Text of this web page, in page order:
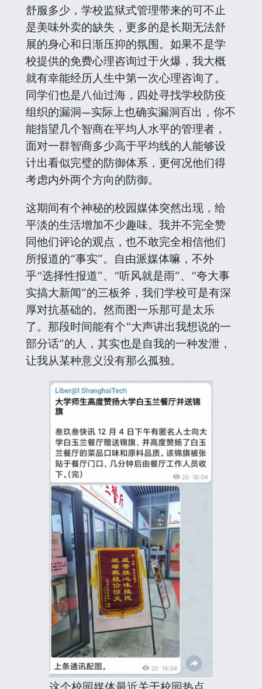
舒服多少，学校监狱式管理带来的可不止
是美味外卖的缺失，更多的是长期无法舒
展的身心和日渐压抑的氛围。如果不是学
校提供的免费心理咨询过于火爆，我大概
就有幸能经历人生中第一次心理咨询了。
同学们也是八仙过海，四处寻找学校防疫
组织的漏洞—实际上也确实漏洞百出，你不
能指望几个智商在平均人水平的管理者，
面对一群智商多少高于平均线的人能够设
计出看似完璧的防御体系，更何况他们得
考虑内外两个方向的防御。
这期间有个神秘的校园媒体突然出现，给
平淡的生活增加不少趣味。我并不完全赞
同他们评论的观点，也不敢完全相信他们
所报道的“事实”。自由派媒体嘛，不外
乎“选择性报道”、“听风就是雨”、“夸大事
实搞大新闻”的三板斧，我们学校可是有深
厚对抗基础的。然而图一乐那可是太乐
了。那段时间能有个“大声讲出我想说的一
部分话”的人，其实也是自我的一种发泄，
让我从某种意义没有那么孤独。